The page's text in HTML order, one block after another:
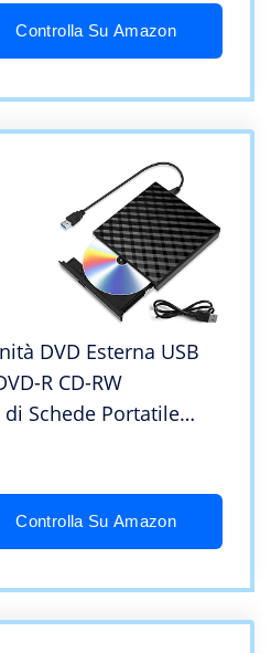
11
Controlla Su Amazon
DVD Esterna USB
R CD-RW
Schede Portatile
Per Mac/OS/ME/
Controlla Su Amazon